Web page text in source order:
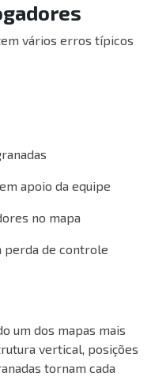
vários erros típicos
apoio da equipe
no mapa
perda de controle
um dos mapas mais
vertical, posições
tornam cada